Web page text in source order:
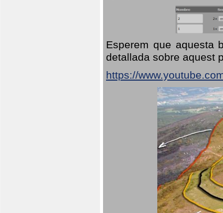
Esperem que aquesta
detallada sobre aquest
https://